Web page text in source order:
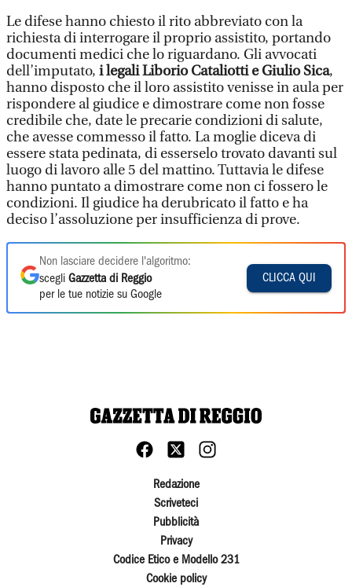
Le difese hanno chiesto il rito abbreviato con la
richiesta di interrogare il proprio assistito, portando
documenti medici che lo riguardano. Gli avvocati
dell’imputato, i legali Liborio Cataliotti e Giulio Sica,
hanno disposto che il loro assistito venisse in aula per
rispondere al giudice e dimostrare come non fosse
credibile che, date le precarie condizioni di salute,
che avesse commesso il fatto. La moglie diceva di
essere stata pedinata, di esserselo trovato davanti sul
luogo di lavoro alle 5 del mattino. Tuttavia le difese
hanno puntato a dimostrare come non ci fossero le
condizioni. Il giudice ha derubricato il fatto e ha
deciso l’assoluzione per insufficienza di prove.
Non lasciare decidere l'algoritmo:
scegli Gazzetta di Reggio
per le tue notizie su Google
CLICCA QUI
Redazione
Scriveteci
Pubblicità
Privacy
Codice Etico e Modello 231
Cookie policy